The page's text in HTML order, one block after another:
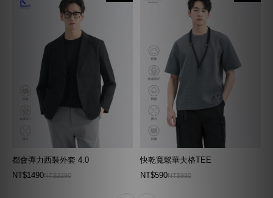
都會彈力西裝外套 4.0
NT$1490NT$2290
快乾寬鬆華夫格TEE
NT$590NT$980